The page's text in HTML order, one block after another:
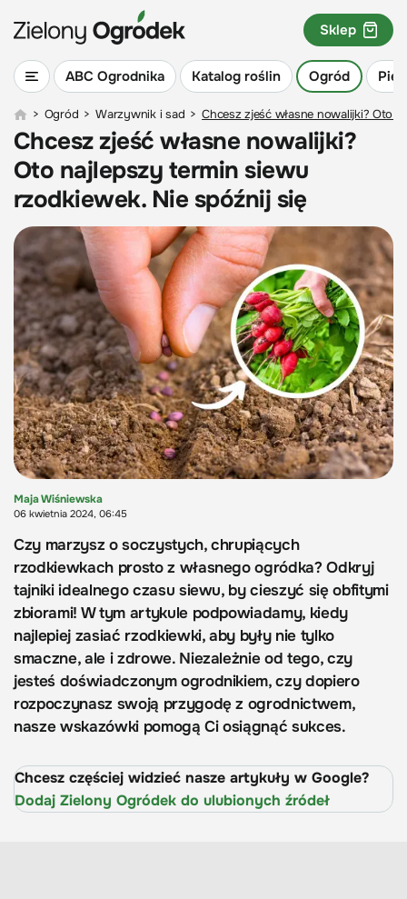
ABC Ogrodnika Katalog roślin Ogród
Sklep
> Ogród > Warzywnik i sad > Chcesz zjeść własne nowalijki? Oto
Chcesz zjeść własne nowalijki?
Oto najlepszy termin siewu
rzodkiewek. Nie spóźnij się
Maja Wiśniewska
06 kwietnia 2024, 06:45
Czy marzysz o soczystych, chrupiących
rzodkiewkach prosto z własnego ogródka? Odkryj
tajniki idealnego czasu siewu, by cieszyć się obfitymi
zbiorami! W tym artykule podpowiadamy, kiedy
najlepiej zasiać rzodkiewki, aby były nie tylko
smaczne, ale i zdrowe. Niezależnie od tego, czy
jesteś doświadczonym ogrodnikiem, czy dopiero
rozpoczynasz swoją przygodę z ogrodnictwem,
nasze wskazówki pomogą Ci osiągnąć sukces.
Chcesz częściej widzieć nasze artykuły w Google?
Dodaj Zielony Ogródek do ulubionych źródeł